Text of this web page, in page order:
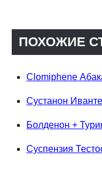
ПОХОЖИЕ
Clomiphene
Сустанон
Болденон +
Суспензия